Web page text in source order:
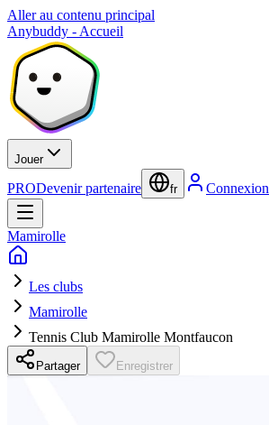
Aller au contenu principal
Anybuddy - Accueil
Jouer
PRODevenir partenaire fr Connexion
Mamirolle
Les clubs
Mamirolle
Tennis Club Mamirolle Montfaucon
Partager Enregistrer